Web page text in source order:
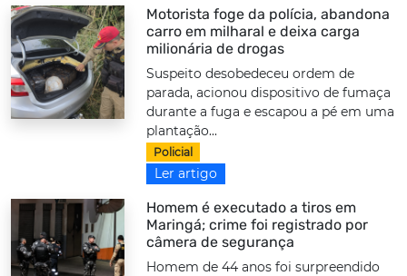
Motorista foge da polícia, abandona
carro em milharal e deixa carga
milionária de drogas
Suspeito desobedeceu ordem de
parada, acionou dispositivo de fumaça
durante a fuga e escapou a pé em uma
plantação...
Policial
Ler artigo
Homem é executado a tiros em
Maringá; crime foi registrado por
câmera de segurança
Homem de 44 anos foi surpreendido